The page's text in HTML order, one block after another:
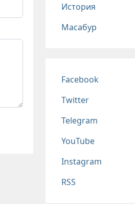
История
Масабур
Соц сети
Facebook
Twitter
Telegram
YouTube
Instagram
RSS